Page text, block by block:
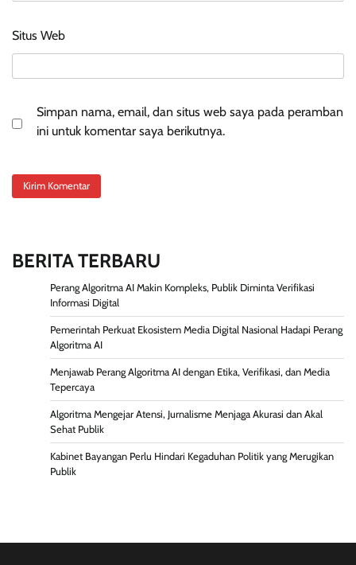
Situs Web
Simpan nama, email, dan situs web saya pada peramban
ini untuk komentar saya berikutnya.
BERITA TERBARU
Perang Algoritma AI Makin Kompleks, Publik Diminta Verifikasi
Informasi Digital
Pemerintah Perkuat Ekosistem Media Digital Nasional Hadapi Perang
Algoritma AI
Menjawab Perang Algoritma AI dengan Etika, Verifikasi, dan Media
Tepercaya
Algoritma Mengejar Atensi, Jurnalisme Menjaga Akurasi dan Akal
Sehat Publik
Kabinet Bayangan Perlu Hindari Kegaduhan Politik yang Merugikan
Publik